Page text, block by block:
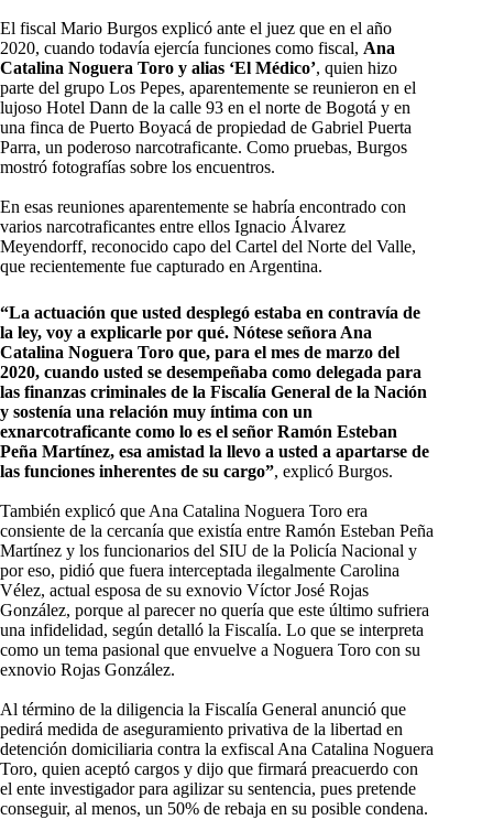
El fiscal Mario Burgos explicó ante el juez que en el año
2020, cuando todavía ejercía funciones como fiscal, Ana
Catalina Noguera Toro y alias ‘El Médico’, quien hizo
parte del grupo Los Pepes, aparentemente se reunieron en el
lujoso Hotel Dann de la calle 93 en el norte de Bogotá y en
una finca de Puerto Boyacá de propiedad de Gabriel Puerta
Parra, un poderoso narcotraficante. Como pruebas, Burgos
mostró fotografías sobre los encuentros.
En esas reuniones aparentemente se habría encontrado con
varios narcotraficantes entre ellos Ignacio Álvarez
Meyendorff, reconocido capo del Cartel del Norte del Valle,
que recientemente fue capturado en Argentina.
“La actuación que usted desplegó estaba en contravía de
la ley, voy a explicarle por qué. Nótese señora Ana
Catalina Noguera Toro que, para el mes de marzo del
2020, cuando usted se desempeñaba como delegada para
las finanzas criminales de la Fiscalía General de la Nación
y sostenía una relación muy íntima con un
exnarcotraficante como lo es el señor Ramón Esteban
Peña Martínez, esa amistad la llevo a usted a apartarse de
las funciones inherentes de su cargo”, explicó Burgos.
También explicó que Ana Catalina Noguera Toro era
consiente de la cercanía que existía entre Ramón Esteban Peña
Martínez y los funcionarios del SIU de la Policía Nacional y
por eso, pidió que fuera interceptada ilegalmente Carolina
Vélez, actual esposa de su exnovio Víctor José Rojas
González, porque al parecer no quería que este último sufriera
una infidelidad, según detalló la Fiscalía. Lo que se interpreta
como un tema pasional que envuelve a Noguera Toro con su
exnovio Rojas González.
Al término de la diligencia la Fiscalía General anunció que
pedirá medida de aseguramiento privativa de la libertad en
detención domiciliaria contra la exfiscal Ana Catalina Noguera
Toro, quien aceptó cargos y dijo que firmará preacuerdo con
el ente investigador para agilizar su sentencia, pues pretende
conseguir, al menos, un 50% de rebaja en su posible condena.